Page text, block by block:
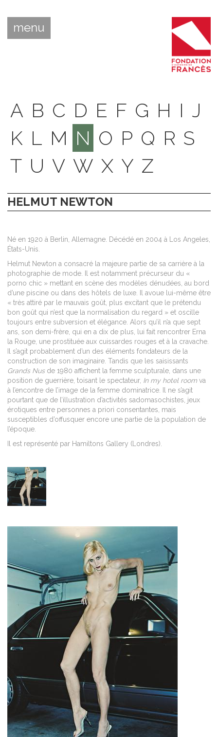
menu
A B C D E F G H I J
K L M N O P Q R S
T U V W X Y Z
HELMUT NEWTON
Né en 1920 à Berlin, Allemagne. Décédé en 2004 à Los Angeles,
États-Unis.
Helmut Newton a consacré la majeure partie de sa carrière à la
photographie de mode. Il est notamment précurseur du «
porno chic » mettant en scène des modèles dénudées, au bord
d’une piscine ou dans des hôtels de luxe. Il avoue lui-même être
« très attiré par le mauvais goût, plus excitant que le prétendu
bon goût qui n’est que la normalisation du regard » et oscille
toujours entre subversion et élégance. Alors qu’il n’a que sept
ans, son demi-frère, qui en a dix de plus, lui fait rencontrer Erna
la Rouge, une prostituée aux cuissardes rouges et à la cravache.
Il s’agit probablement d’un des éléments fondateurs de la
construction de son imaginaire. Tandis que les saisissants
Grands Nusde 1980 affichent la femme sculpturale, dans une
position de guerrière, toisant le spectateur, In my hotel room va
à l’encontre de l’image de la femme dominatrice. Il ne s’agit
pourtant que de l’illustration d’activités sadomasochistes, jeux
érotiques entre personnes a priori consentantes, mais
susceptibles d’offusquer encore une partie de la population de
l’époque.
Il est représenté par Hamiltons Gallery (Londres).